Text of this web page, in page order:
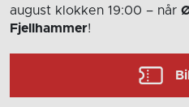
august klokken 19:00 – når
Fjellhammer!